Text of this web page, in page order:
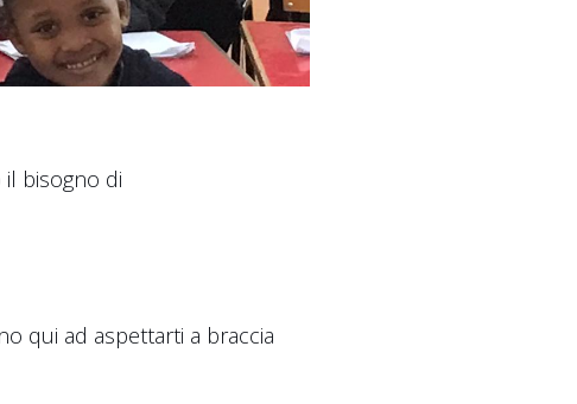
bisogno di
qui ad aspettarti a braccia